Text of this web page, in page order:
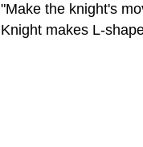
"Make the knight's
Knight makes L-